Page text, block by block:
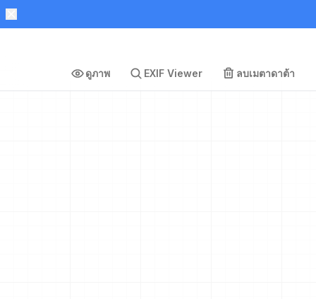
ดูภาพ EXIF Viewer ลบเมตาดาต้า